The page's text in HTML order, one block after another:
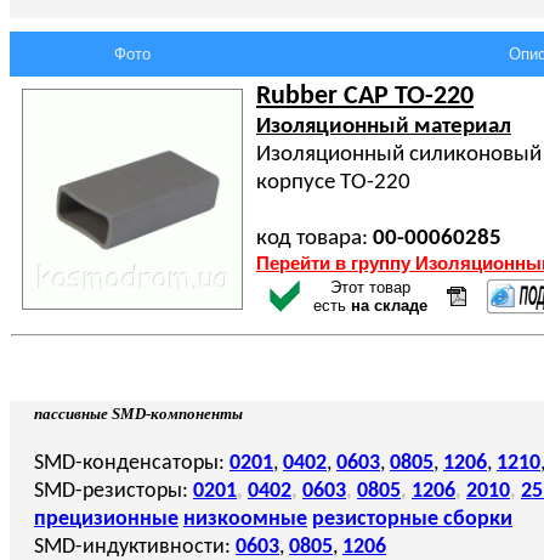
Фото
Rubber CAP TO-220
Изоляционный материал
Изоляционный
корпусе ТО-220
код товара: 00-00060285
Перейти в группу
Этот товар
есть на складе
пассивные SMD-компоненты
SMD-конденсаторы: 0201, 0402, 0603, 0805, 1206, 1210,
SMD-резисторы: 0201, 0402, 0603, 0805, 1206, 2010,
прецизионные низкоомные резисторные сборки
SMD-индуктивности: 0603, 0805, 1206